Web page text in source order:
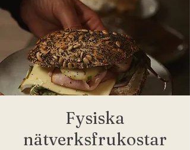
Fysiska
nätverksfrukostar